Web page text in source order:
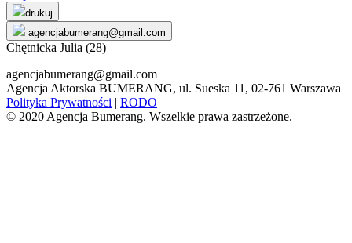
drukuj
agencjabumerang@gmail.com
Chętnicka Julia (28)
agencjabumerang@gmail.com
Agencja Aktorska BUMERANG, ul. Sueska 11, 02-761 Warszawa
Polityka Prywatności | RODO
© 2020 Agencja Bumerang. Wszelkie prawa zastrzeżone.